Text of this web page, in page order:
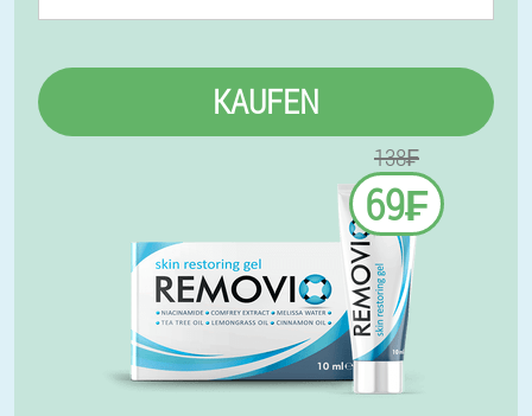
KAUFEN
138₣
69₣